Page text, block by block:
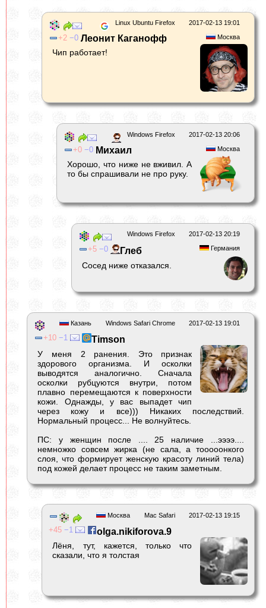
2017-02-13 19:01
Linux Ubuntu Firefox
Москва
2 0 Леонит Каганофф
Чип работает!
2017-02-13 20:06
Windows Firefox
Москва
0 0 Михаил
Хорошо, что ниже не вживил. А
то бы спрашивали не про руку.
2017-02-13 20:19
Windows Firefox
Германия
5 0 Глеб
Сосед ниже отказался.
2017-02-13 19:01
Windows Safari Chrome
Казань
10 1 Timson
У меня 2 ранения. Это признак
здорового организма. И осколки
выводятся аналогично. Сначала
осколки рубцуются внутри, потом
плавно перемещаются к поверхности
кожи. Однажды, у вас выпадет чип
через кожу и все))) Никаких последствий.
Нормальный процесс... Не волнуйтесь.
ПС: у женщин после .... 25 наличие ...ээээ....
немножко совсем жирка (не сала, а тооооонкого
слоя, что формирует женскую красоту линий тела)
под кожей делает процесс не таким заметным.
2017-02-13 19:15
Mac Safari
Москва
45 1 olga.nikiforova.9
Лёня, тут, кажется, только что
сказали, что я толстая